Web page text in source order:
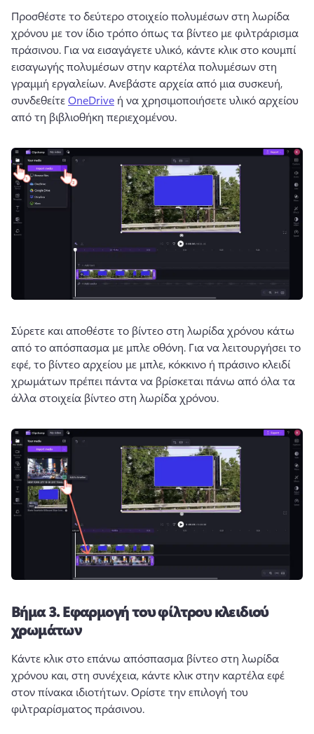
Προσθέστε το δεύτερο στοιχείο πολυμέσων στη λωρίδα
χρόνου με τον ίδιο τρόπο όπως τα βίντεο με φιλτράρισμα
πράσινου. Για να εισαγάγετε υλικό, κάντε κλικ στο κουμπί
εισαγωγής πολυμέσων στην καρτέλα πολυμέσων στη
γραμμή εργαλείων. Ανεβάστε αρχεία από μια συσκευή,
συνδεθείτε OneDrive ή να χρησιμοποιήσετε υλικό αρχείου
από τη βιβλιοθήκη περιεχομένου.
Σύρετε και αποθέστε το βίντεο στη λωρίδα χρόνου κάτω
από το απόσπασμα με μπλε οθόνη. Για να λειτουργήσει το
εφέ, το βίντεο αρχείου με μπλε, κόκκινο ή πράσινο κλειδί
χρωμάτων πρέπει πάντα να βρίσκεται πάνω από όλα τα
άλλα στοιχεία βίντεο στη λωρίδα χρόνου.
Βήμα 3.Εφαρμογή του φίλτρου κλειδιού
χρωμάτων
Κάντε κλικ στο επάνω απόσπασμα βίντεο στη λωρίδα
χρόνου και, στη συνέχεια, κάντε κλικ στην καρτέλα εφέ
στον πίνακα ιδιοτήτων. Ορίστε την επιλογή του
φιλτραρίσματος πράσινου.